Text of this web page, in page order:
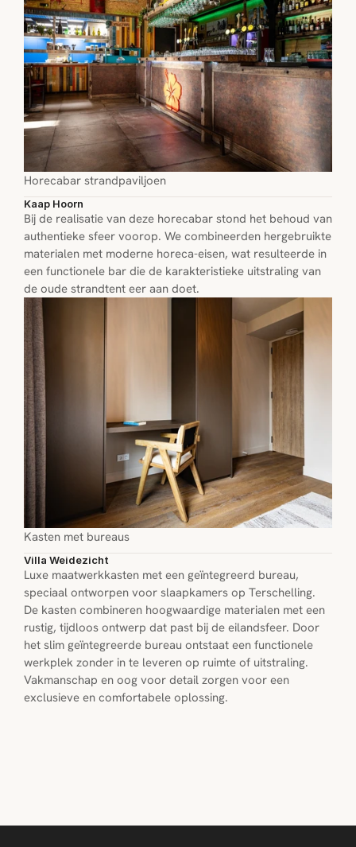
Horecabar strandpaviljoen
Kaap Hoorn
Bij de realisatie van deze horecabar stond het behoud van
authentieke sfeer voorop. We combineerden hergebruikte
materialen met moderne horeca-eisen, wat resulteerde in
een functionele bar die de karakteristieke uitstraling van
de oude strandtent eer aan doet.
Kasten met bureaus
Villa Weidezicht
Luxe maatwerkkasten met een geïntegreerd bureau,
speciaal ontworpen voor slaapkamers op Terschelling.
De kasten combineren hoogwaardige materialen met een
rustig, tijdloos ontwerp dat past bij de eiland­sfeer. Door
het slim geïntegreerde bureau ontstaat een functionele
werkplek zonder in te leveren op ruimte of uitstraling.
Vakmanschap en oog voor detail zorgen voor een
exclusieve en comfortabele oplossing.